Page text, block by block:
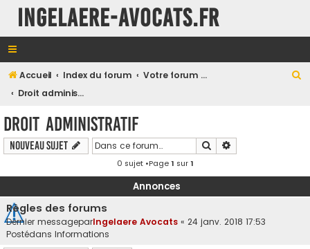
INGELAERE-AVOCATS.FR
Accueil Index du forum
Votre forum en Droit Public
Droit administratif
h
Droit administratif
Nouveau sujet Rechercher
0 sujet •Page1 sur1
Annonces
Règles des forums
Dernier messageparIngelaere Avocats « 24 janv. 2018 17:53
Postédans Informations